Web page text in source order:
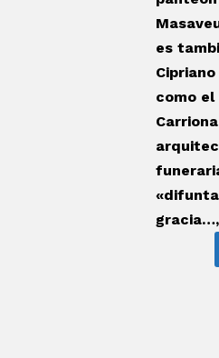
es
como el